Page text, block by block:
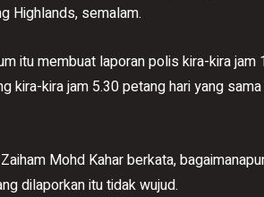
Highlands, semalam.
itu membuat laporan polis kira-kira jam
kira-kira jam 5.30 petang hari yang
Mohd Kahar berkata,
dilaporkan itu tidak wujud.